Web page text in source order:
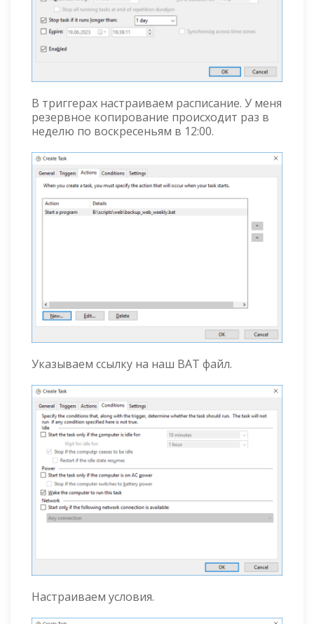
В триггерах настраиваем расписание. У меня
резервное копирование происходит раз в
неделю по воскресеньям в 12:00.
Указываем ссылку на наш BAT файл.
Настраиваем условия.